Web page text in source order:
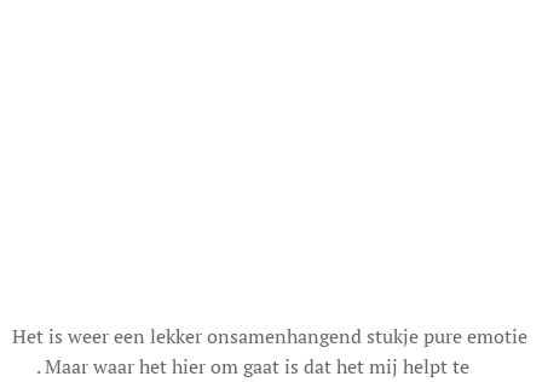
Het is weer een lekker onsamenhangend stukje pure emotie
😉. Maar waar het hier om gaat is dat het mij helpt te